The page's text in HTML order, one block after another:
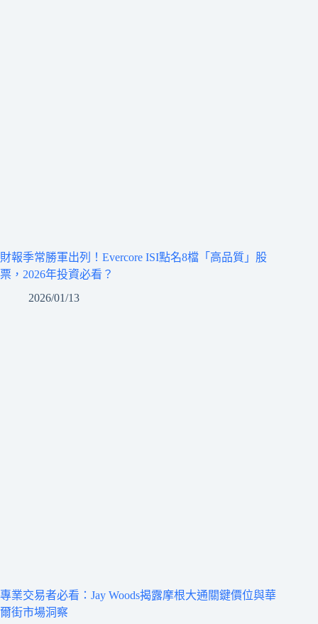
財報季常勝軍出列！Evercore ISI點名8檔「高品質」股
票，2026年投資必看？
2026/01/13
專業交易者必看：Jay Woods揭露摩根大通關鍵價位與華
爾街市場洞察